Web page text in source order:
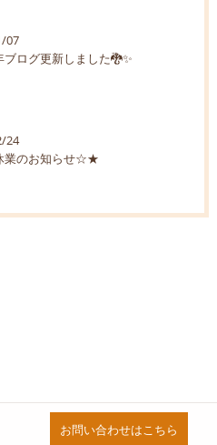
07
ブログ更新しました🐉✨
24
のお知らせ☆★
お問い合わせはこちら